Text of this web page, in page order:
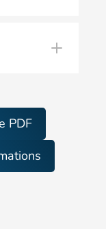
PDF